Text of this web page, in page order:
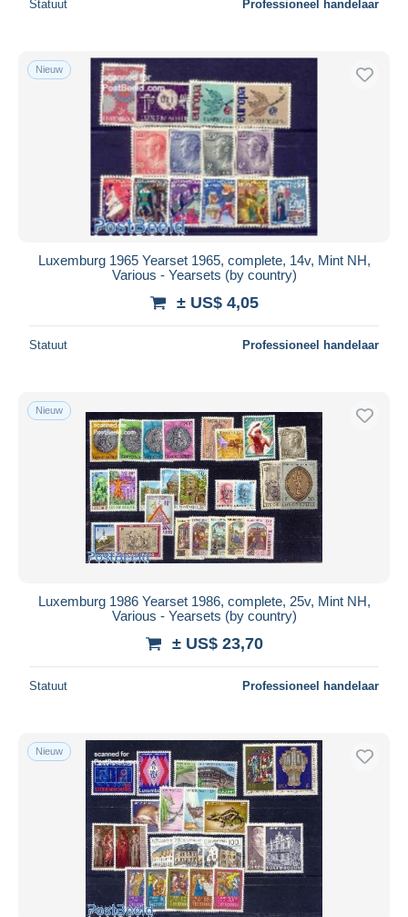
Statuut Professioneel handelaar
Nieuw
Luxemburg 1965 Yearset 1965, complete, 14v, Mint NH,
Various - Yearsets (by country)
± US$ 4,05
Statuut Professioneel handelaar
Nieuw
Luxemburg 1986 Yearset 1986, complete, 25v, Mint NH,
Various - Yearsets (by country)
± US$ 23,70
Statuut Professioneel handelaar
Nieuw